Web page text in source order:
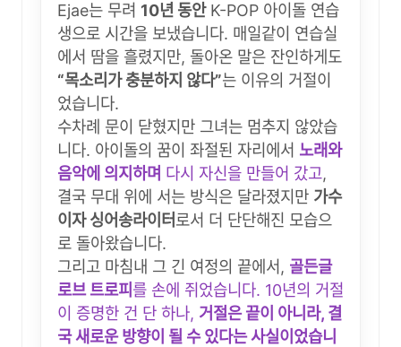
Ejae는 무려 10년 동안K-POP 아이돌 연습
생으로 시간을 보냈습니다. 매일같이 연습실
에서 땀을 흘렸지만, 돌아온 말은 잔인하게도
“목소리가 충분하지 않다”는 이유의 거절이
었습니다.
수차례 문이 닫혔지만 그녀는 멈추지 않았습
니다. 아이돌의 꿈이 좌절된 자리에서 노래와
음악에 의지하며 다시 자신을 만들어 갔고,
결국 무대 위에 서는 방식은 달라졌지만 가수
이자 싱어송라이터로서 더 단단해진 모습으
로 돌아왔습니다.
그리고 마침내 그 긴 여정의 끝에서, 골든글
로브 트로피 를 손에 쥐었습니다. 10년의 거절
이 증명한 건 단 하나, 거절은 끝이 아니라, 결
국 새로운 방향이 될 수 있다는 사실이었습니